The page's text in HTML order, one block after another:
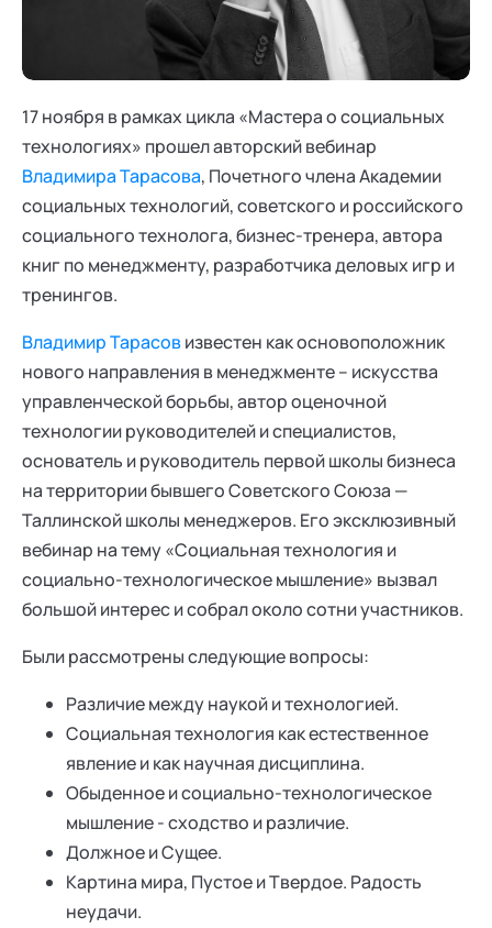
17 ноября в рамках цикла «Мастера о социальных
технологиях» прошел авторский вебинар
Владимира Тарасова, Почетного члена Академии
социальных технологий, советского и российского
социального технолога, бизнес-тренера, автора
книг по менеджменту, разработчика деловых игр и
тренингов.
Владимир Тарасовизвестен как основоположник
нового направления в менеджменте – искусства
управленческой борьбы, автор оценочной
технологии руководителей и специалистов,
основатель и руководитель первой школы бизнеса
на территории бывшего Советского Союза —
Таллинской школы менеджеров. Его эксклюзивный
вебинар на тему «Социальная технология и
социально-технологическое мышление» вызвал
большой интерес и собрал около сотни участников.
Были рассмотрены следующие вопросы:
Различие между наукой и технологией.
Социальная технология как естественное
явление и как научная дисциплина.
Обыденное и социально-технологическое
мышление - сходство и различие.
Должное и Сущее.
Картина мира, Пустое и Твердое. Радость
неудачи.
Профессионалам
Режим работы и тп